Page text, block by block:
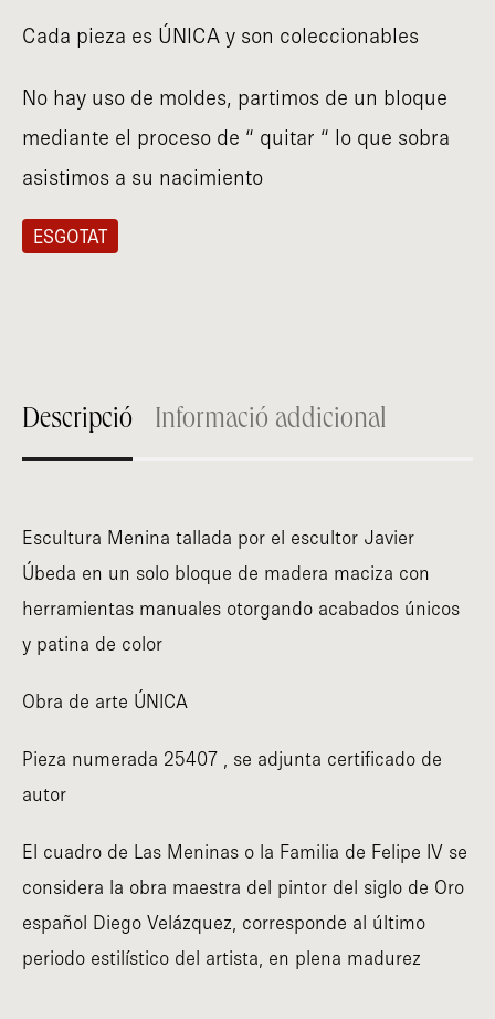
Cada pieza es ÚNICA y son coleccionables
No hay uso de moldes, partimos de un bloque
mediante el proceso de “ quitar “ lo que sobra
asistimos a su nacimiento
ESGOTAT
Descripció Informació addicional
Escultura Menina tallada por el escultor Javier
Úbeda en un solo bloque de madera maciza con
herramientas manuales otorgando acabados únicos
y patina de color
Obra de arte ÚNICA
Pieza numerada 25407 , se adjunta certificado de
autor
El cuadro de Las Meninas o la Familia de Felipe IV se
considera la obra maestra del pintor del siglo de Oro
español Diego Velázquez, corresponde al último
periodo estilístico del artista, en plena madurez